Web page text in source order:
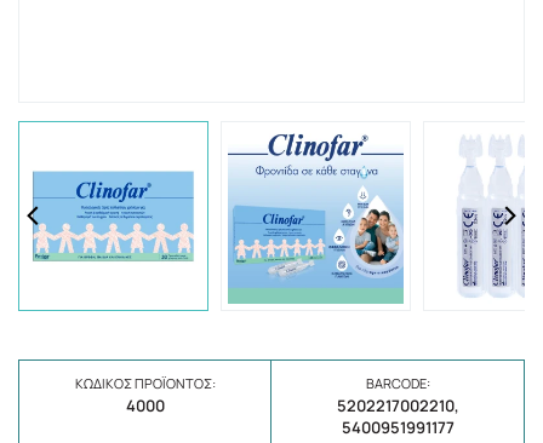
ΚΩΔΙΚΌΣ ΠΡΟΪΌΝΤΟΣ:
4000
BARCODE:
5202217002210,
5400951991177